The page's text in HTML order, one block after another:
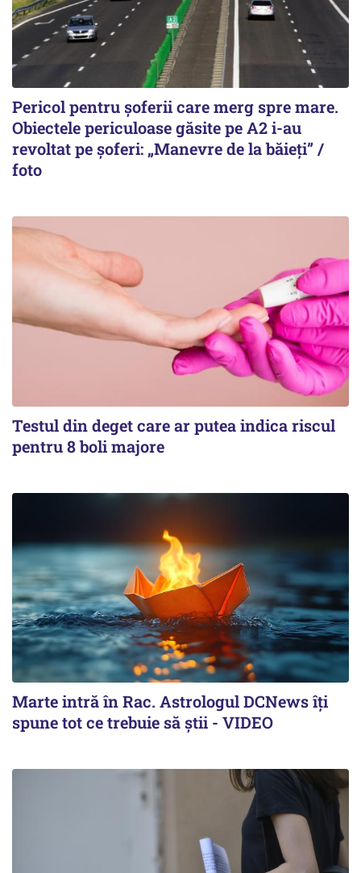
Pericol pentru șoferii care merg spre mare.
Obiectele periculoase găsite pe A2 i-au
revoltat pe șoferi: „Manevre de la băieți” /
foto
Testul din deget care ar putea indica riscul
pentru 8 boli majore
Marte intră în Rac. Astrologul DCNews îți
spune tot ce trebuie să știi - VIDEO